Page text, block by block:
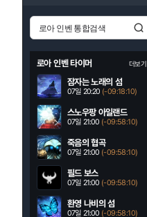
로아 인벤 타이머 더보기
잠자는 노래의 섬
07일 20:20 (-09:18:09)
스노우팡 아일랜드
07일 21:00 (-09:58:09)
죽음의 협곡
07일 21:00 (-09:58:09)
필드 보스
07일 21:00 (-09:58:09)
환영 나비의 섬
07일 21:00 (-09:58:09)